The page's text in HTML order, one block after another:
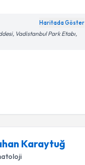
Haritada Göster
Vadistanbul Park Etabı,
Karaytuğ